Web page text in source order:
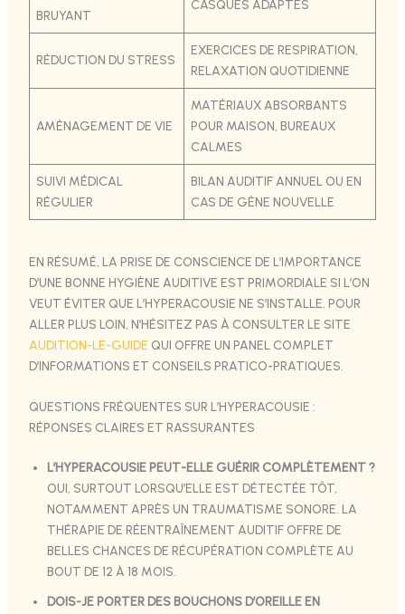
BRUYANT
CASQUES ADAPTÉS
RÉDUCTION DU STRESS
EXERCICES DE RESPIRATION,
RELAXATION QUOTIDIENNE
AMÉNAGEMENT DE VIE
MATÉRIAUX ABSORBANTS
POUR MAISON, BUREAUX
CALMES
SUIVI MÉDICAL
RÉGULIER
BILAN AUDITIF ANNUEL OU EN
CAS DE GÊNE NOUVELLE
EN RÉSUMÉ, LA PRISE DE CONSCIENCE DE L’IMPORTANCE
D’UNE BONNE HYGIÈNE AUDITIVE EST PRIMORDIALE SI L’ON
VEUT ÉVITER QUE L’HYPERACOUSIE NE S’INSTALLE. POUR
ALLER PLUS LOIN, N’HÉSITEZ PAS À CONSULTER LE SITE
AUDITION-LE-GUIDE QUI OFFRE UN PANEL COMPLET
D’INFORMATIONS ET CONSEILS PRATICO-PRATIQUES.
QUESTIONS FRÉQUENTES SUR L’HYPERACOUSIE :
RÉPONSES CLAIRES ET RASSURANTES
L’HYPERACOUSIE PEUT-ELLE GUÉRIR COMPLÈTEMENT ?
OUI, SURTOUT LORSQU’ELLE EST DÉTECTÉE TÔT,
NOTAMMENT APRÈS UN TRAUMATISME SONORE. LA
THÉRAPIE DE RÉENTRAÎNEMENT AUDITIF OFFRE DE
BELLES CHANCES DE RÉCUPÉRATION COMPLÈTE AU
BOUT DE 12 À 18 MOIS.
DOIS-JE PORTER DES BOUCHONS D’OREILLE EN